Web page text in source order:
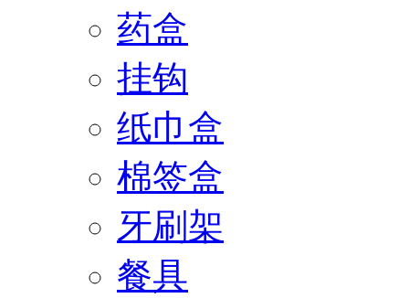
药盒
挂钩
纸巾盒
棉签盒
牙刷架
餐具